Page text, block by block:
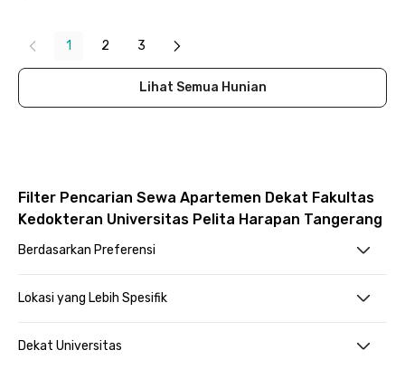
1 2 3
Lihat Semua Hunian
Filter Pencarian Sewa Apartemen Dekat Fakultas
Kedokteran Universitas Pelita Harapan Tangerang
Berdasarkan Preferensi
Lokasi yang Lebih Spesifik
Dekat Universitas